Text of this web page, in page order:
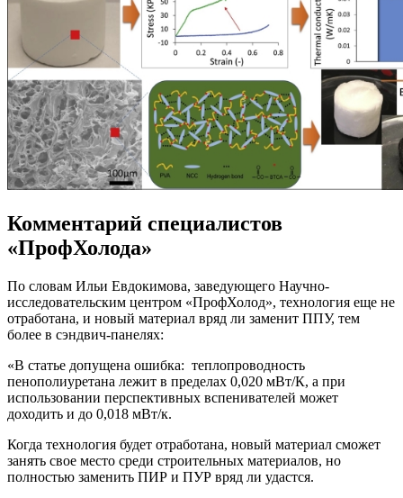
Комментарий специалистов
«ПрофХолода»
По словам Ильи Евдокимова, заведующего Научно-
исследовательским центром «ПрофХолод», технология еще не
отработана, и новый материал вряд ли заменит ППУ, тем
более в сэндвич-панелях:
«В статье допущена ошибка: теплопроводность
пенополиуретана лежит в пределах 0,020 мВт/К, а при
использовании перспективных вспенивателей может
доходить и до 0,018 мВт/к.
Когда технология будет отработана, новый материал сможет
занять свое место среди строительных материалов, но
полностью заменить ПИР и ПУР вряд ли удастся.